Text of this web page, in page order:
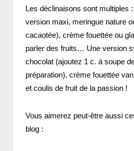
Les déclinaisons sont multiples
version maxi, meringue nature
cacaotée), crème fouettée ou
parler des fruits… Une version
chocolat (ajoutez 1 c. à soupe
préparation), crème fouettée
et coulis de fruit de la passion !
Vous aimerez peut-être aussi
blog :